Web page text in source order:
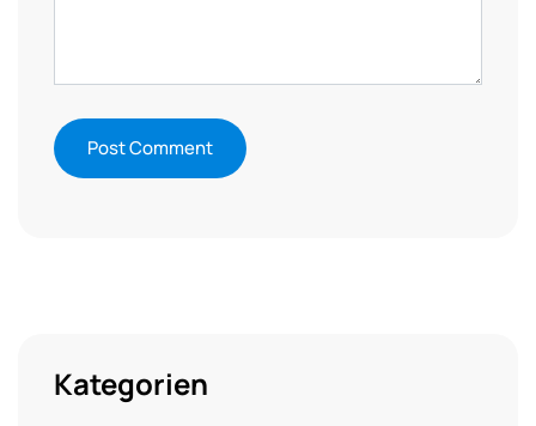
Kategorien